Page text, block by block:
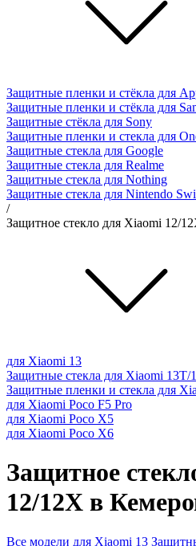
Защитные пленки и стёкла для
Защитные пленки и стёкла для
Защитные стёкла для Sony
Защитные пленки и стекла для
Защитные стекла для Google
Защитные стекла для Realme
Защитные стекла для Nothing
Защитные стекла для Nintendo
/
Защитное стекло для Xiaomi 12/
для Xiaomi 13
Защитные стекла для Xiaomi 13T/
Защитные пленки и стекла для
для Xiaomi Poco F5 Pro
для Xiaomi Poco X5
для Xiaomi Poco X6
Защитное
12/12X в
Все модели для Xiaomi 13